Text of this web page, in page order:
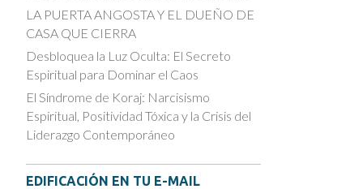
LA PUERTA ANGOSTA Y EL DUEÑO DE
CASA QUE CIERRA
Desbloquea la Luz Oculta: El Secreto
Espiritual para Dominar el Caos
El Síndrome de Koraj: Narcisismo
Espiritual, Positividad Tóxica y la Crisis del
Liderazgo Contemporáneo
EDIFICACIÓN EN TU E-MAIL